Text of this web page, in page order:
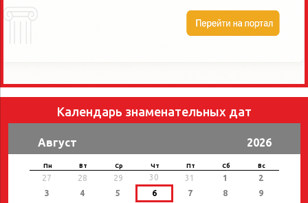
Календарь знаменательных дат
Август 2026
Пн Вт Ср Чт Пт Сб Вс
27 28 29 30 31 1
2
3
4 5 6 7 8
9